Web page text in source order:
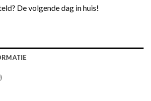
De volgende dag in huis!